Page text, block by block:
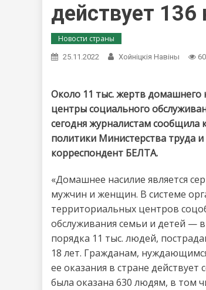
действует
Новости страны
25.11.2022 Хойнiцкiя Навiны
Около 11 тыс. жертв
центры социального
сегодня журналистам сообщила
политики Министерства труда
корреспондент БЕЛТА.
«Домашнее насилие является
мужчин и женщин. В системе
территориальных центров
обслуживания семьи и детей —
порядка 11 тыс. людей,
18 лет. Гражданам,
ее оказания в стране
была оказана 630 людям, в том